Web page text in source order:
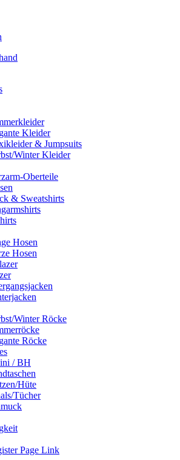
Kleider
& Jumpsuits
Winter Kleider
Oberteile
& Sweatshirts
Hosen
Hosen
Winter Röcke
Röcke
/ BH
Hüte
Tücher
Page Link